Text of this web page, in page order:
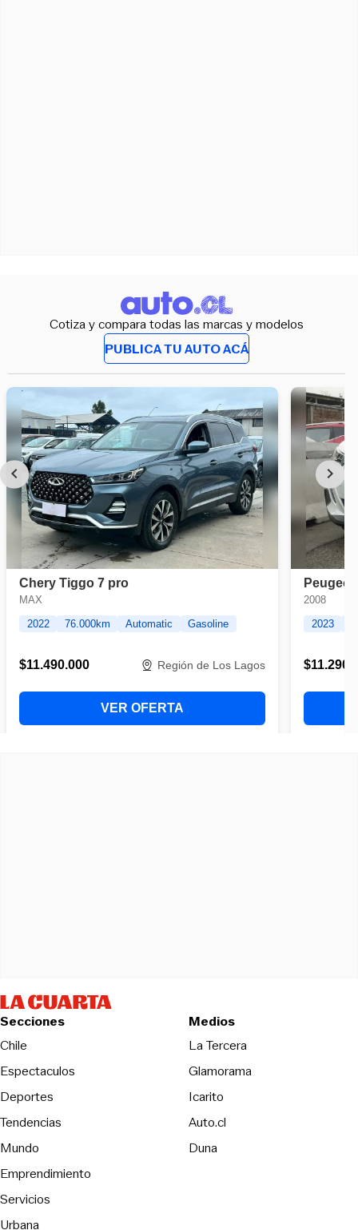
Cotiza y compara todas las marcas y modelos
PUBLICA TU AUTO ACÁ
Secciones
Chile
Espectaculos
Deportes
Tendencias
Mundo
Emprendimiento
Servicios
Urbana
Medios
La TerceraOpens in new
Glamorama
Icarito
Auto.cl
DunaOpens in new window